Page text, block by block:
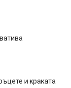
и краката